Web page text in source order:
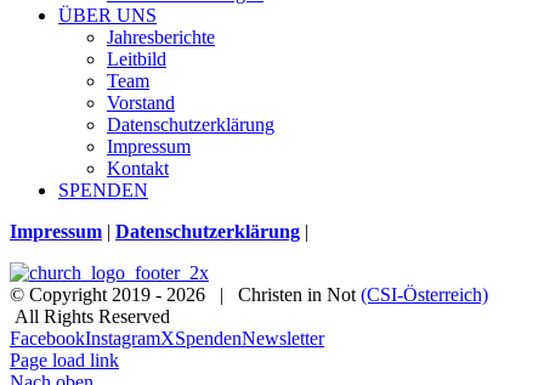
ÜBER UNS
Jahresberichte
Leitbild
Team
Vorstand
Datenschutzerklärung
Impressum
Kontakt
SPENDEN
Impressum | Datenschutzerklärung |
© Copyright 2019 - 2026 | Christen in Not(CSI-Österreich)
All Rights Reserved
FacebookInstagramXSpendenNewsletter
Page load link